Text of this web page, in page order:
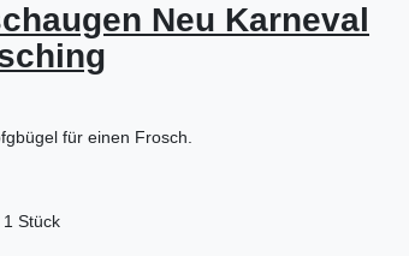
Neu Karneval
für einen Frosch.
1 Stück